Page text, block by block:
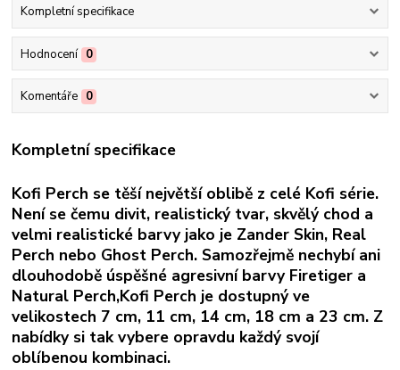
Kompletní specifikace
Hodnocení 0
Komentáře 0
Kompletní specifikace
Kofi Perch se těší největší oblibě z celé Kofi série.
Není se čemu divit, realistický tvar, skvělý chod a
velmi realistické barvy jako je Zander Skin, Real
Perch nebo Ghost Perch. Samozřejmě nechybí ani
dlouhodobě úspěšné agresivní barvy Firetiger a
Natural Perch,Kofi Perch je dostupný ve
velikostech 7 cm, 11 cm, 14 cm, 18 cm a 23 cm. Z
nabídky si tak vybere opravdu každý svojí
oblíbenou kombinaci.